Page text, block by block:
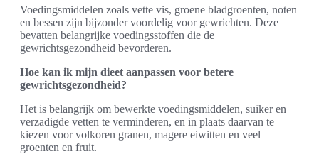
Voedingsmiddelen zoals vette vis, groene bladgroenten, noten
en bessen zijn bijzonder voordelig voor gewrichten. Deze
bevatten belangrijke voedingsstoffen die de
gewrichtsgezondheid bevorderen.
Hoe kan ik mijn dieet aanpassen voor betere
gewrichtsgezondheid?
Het is belangrijk om bewerkte voedingsmiddelen, suiker en
verzadigde vetten te verminderen, en in plaats daarvan te
kiezen voor volkoren granen, magere eiwitten en veel
groenten en fruit.